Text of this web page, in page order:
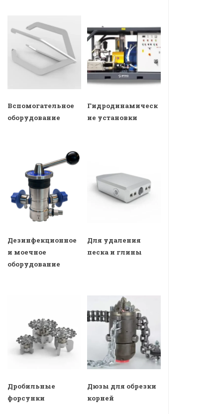
Вспомогательное
оборудование
Гидродинамическ
ие установки
Дезинфекционное
и моечное
оборудование
Для удаления
песка и глины
Дробильные
форсунки
Дюзы для обрезки
корней